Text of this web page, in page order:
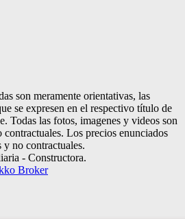
son meramente orientativas, las
se expresen en el respectivo título de
Todas las fotos, imagenes y videos son
Los precios enunciados
y no contractuales.
- Constructora.
Broker